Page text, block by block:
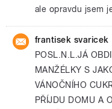
ale opravdu jsem
frantisek svaricek
POSL.N.L.JÁ
MANŽÉLKY S
VÁNOČNÍHO
PŘÍJDU DOMU A